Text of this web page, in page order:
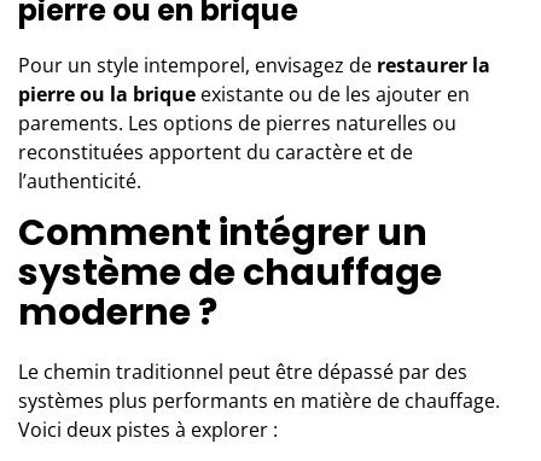
pierre ou en brique
Pour un style intemporel, envisagez de restaurer la
pierre ou la brique existante ou de les ajouter en
parements. Les options de pierres naturelles ou
reconstituées apportent du caractère et de
l’authenticité.
Comment intégrer un
système de chauffage
moderne ?
Le chemin traditionnel peut être dépassé par des
systèmes plus performants en matière de chauffage.
Voici deux pistes à explorer :